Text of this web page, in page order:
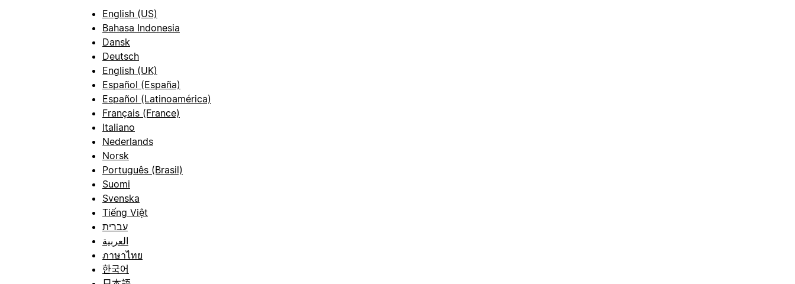
English (US)
Bahasa Indonesia
Dansk
Deutsch
English (UK)
Español (España)
Español (Latinoamérica)
Français (France)
Italiano
Nederlands
Norsk
Português (Brasil)
Suomi
Svenska
Tiếng Việt
עברית
العربية
ภาษาไทย
한국어